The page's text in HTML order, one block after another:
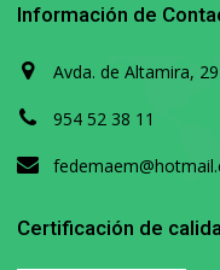
Información de
Avda. de Altamira,
954 52 38 11
Certificación de